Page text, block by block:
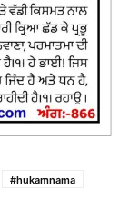
#hukamnama